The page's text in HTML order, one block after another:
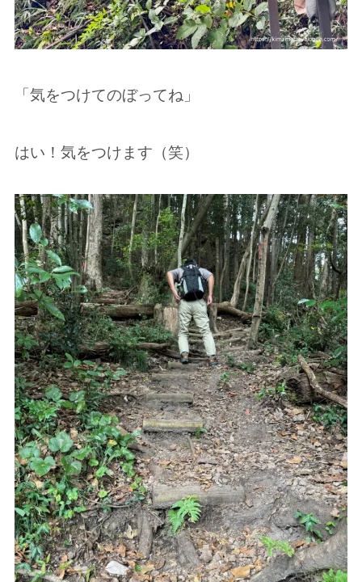
「気をつけてのぼってね」
はい！気をつけます（笑）